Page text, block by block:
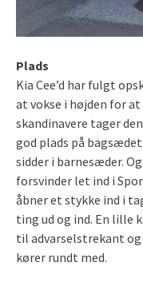
Plads
Kia Cee’d har fulgt
at vokse i højden for
skandinavere tager
god plads på
sidder i barnesæder.
forsvinder let ind i
åbner et stykke ind i
ting ud og ind. En lille
til advarselstrekant
kører rundt med.